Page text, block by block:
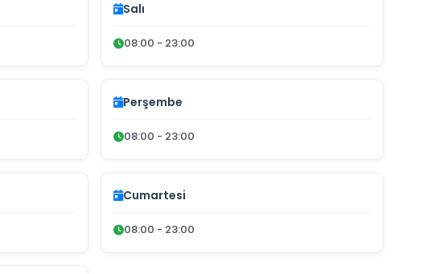
Salı
08:00 - 23:00
Perşembe
08:00 - 23:00
Cumartesi
08:00 - 23:00